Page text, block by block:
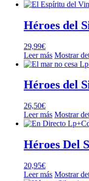
Héroes del
29,99€
Leer más Mostrar
Héroes del
26,50€
Leer más Mostrar
Héroes Del
20,95€
Leer más Mostrar